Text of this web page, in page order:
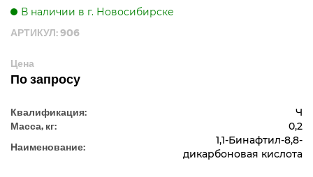
В наличии в г. Новосибирске
АРТИКУЛ: 906
Цена
По запросу
Квалификация: Ч
Масса, кг: 0,2
Наименование:
1,1-Бинафтил-8,8-
дикарбоновая кислота